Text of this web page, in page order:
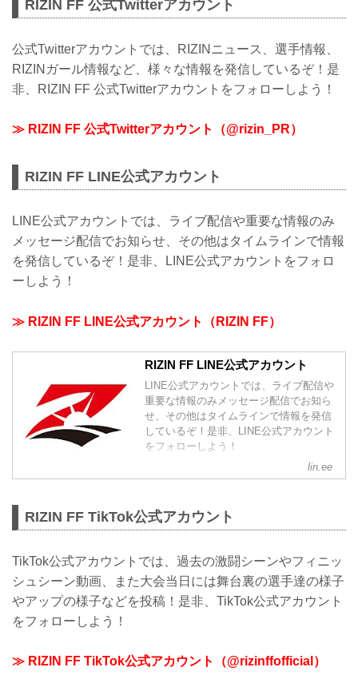
RIZIN FF 公式Twitterアカウント
公式Twitterアカウントでは、RIZINニュース、選手情報、
RIZINガール情報など、様々な情報を発信しているぞ！是
非、RIZIN FF 公式Twitterアカウントをフォローしよう！
≫ RIZIN FF 公式Twitterアカウント（@rizin_PR）
RIZIN FF LINE公式アカウント
LINE公式アカウントでは、ライブ配信や重要な情報のみ
メッセージ配信でお知らせ、その他はタイムラインで情報
を発信しているぞ！是非、LINE公式アカウントをフォロ
ーしよう！
≫ RIZIN FF LINE公式アカウント（RIZIN FF）
RIZIN FF LINE公式アカウント
LINE公式アカウントでは、ライブ配信や
重要な情報のみメッセージ配信でお知ら
せ、その他はタイムラインで情報を発信
しているぞ！是非、LINE公式アカウント
をフォローしよう！
lin.ee
RIZIN FF TikTok公式アカウント
TikTok公式アカウントでは、過去の激闘シーンやフィニッ
シュシーン動画、また大会当日には舞台裏の選手達の様子
やアップの様子などを投稿！是非、TikTok公式アカウント
をフォローしよう！
≫ RIZIN FF TikTok公式アカウント（@rizinffofficial）